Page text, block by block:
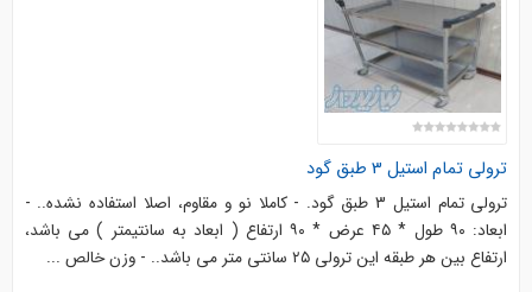
ترولی تمام استیل 3 طبق گود
ترولی تمام استیل 3 طبق گود. - کاملا نو و مقاوم، اصلا استفاده نشده.. -
ابعاد: ۹۰ طول * ۴۵ عرض * ۹۰ ارتفاع ( ابعاد به سانتیمتر ) می باشد،
ارتفاع بین هر طبقه این ترولی ۲۵ سانتی متر می باشد.. - وزن خالص ...